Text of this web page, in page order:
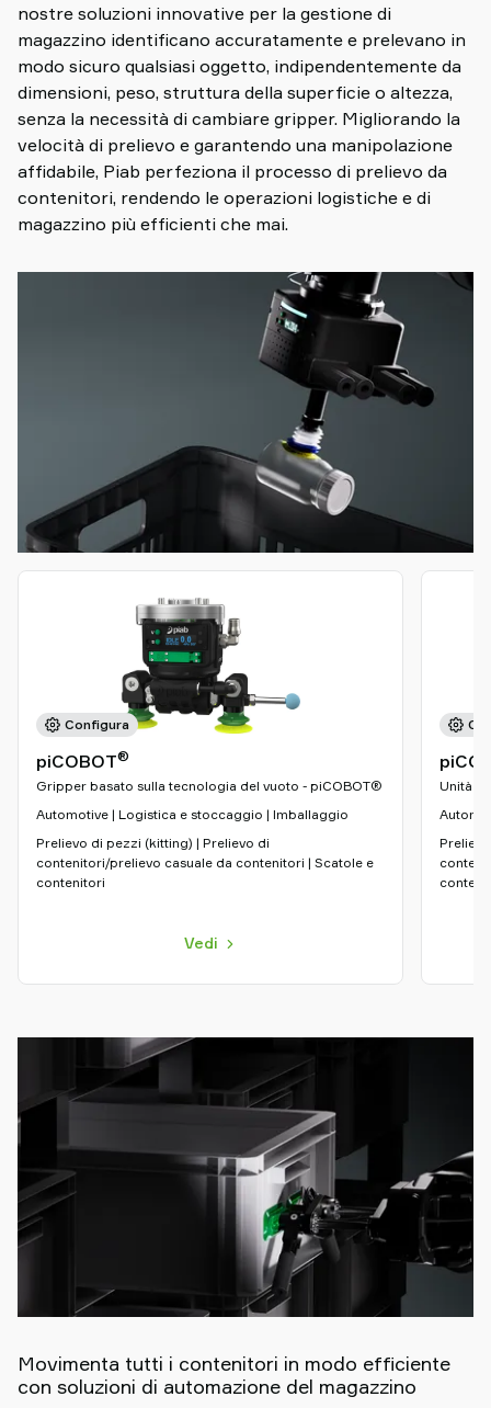
nostre soluzioni innovative per la gestione di
magazzino identificano accuratamente e prelevano in
modo sicuro qualsiasi oggetto, indipendentemente da
dimensioni, peso, struttura della superficie o altezza,
senza la necessità di cambiare gripper. Migliorando la
velocità di prelievo e garantendo una manipolazione
affidabile, Piab perfeziona il processo di prelievo da
contenitori, rendendo le operazioni logistiche e di
magazzino più efficienti che mai.
Configura
piCOBOT®
Gripper basato sulla tecnologia del vuoto - piCOBOT®
Automotive | Logistica e stoccaggio | Imballaggio
Prelievo di pezzi (kitting) | Prelievo di
contenitori/prelievo casuale da contenitori | Scatole e
contenitori
Vedi
Unità
Movimenta tutti i contenitori in modo efficiente
con soluzioni di automazione del magazzino